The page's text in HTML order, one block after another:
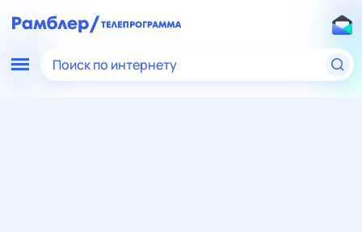
Поиск по интернету